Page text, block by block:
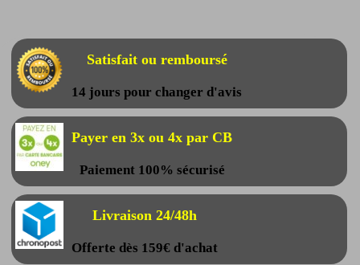
Satisfait ou remboursé
14 jours pour changer d'avis
Payer en 3x ou 4x par CB
Paiement 100% sécurisé
Livraison 24/48h
Offerte dès 159€ d'achat